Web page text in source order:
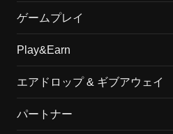
ゲームプレイ
Play&Earn
エアドロップ & ギブアウェイ
パートナー